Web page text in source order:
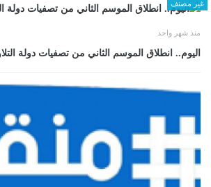
غير مصنف
منذ شهر واحد
اليوم.. انطلاق الموسم الثاني من تصفيات دولة